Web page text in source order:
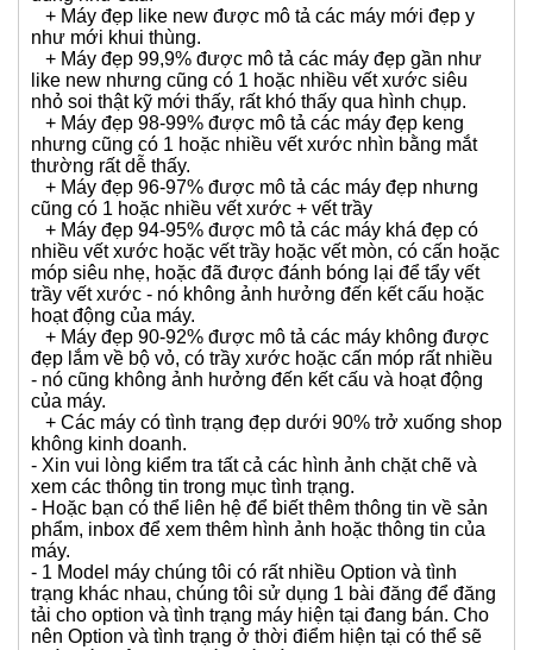
>>> Tuyên bố từ chối trách nhiệm
Hãy hiểu rằng bạn đang mua một món đồ đã qua sử
dụng. Các mặt hàng có thể bị xước, trầy, mòn, ố, rách
hoặc các khuyết điểm khác. Chúng tôi luôn cố gắng bao
quát tất cả các góc độ của bất kỳ mặt hàng nào để mô tả
chính xác tình trạng trong hình ảnh và trong mục tình
trạng máy.
- Hãy hiểu thêm rằng máy tính đã qua sử dụng, dù trải
qua thời gian bao lâu đều có những hao mòn nhất định:
Vết xước, vết mòn, vết trầy,....với kích thước to hoặc
nhỏ. Các ngôn từ mô tả tình trạng trên web được shop
dùng như sau:
+ Máy đẹp like new được mô tả các máy mới đẹp y
như mới khui thùng.
+ Máy đẹp 99,9% được mô tả các máy đẹp gần như
like new nhưng cũng có 1 hoặc nhiều vết xước siêu
nhỏ soi thật kỹ mới thấy, rất khó thấy qua hình chụp.
+ Máy đẹp 98-99% được mô tả các máy đẹp keng
nhưng cũng có 1 hoặc nhiều vết xước nhìn bằng mắt
thường rất dễ thấy.
+ Máy đẹp 96-97% được mô tả các máy đẹp nhưng
cũng có 1 hoặc nhiều vết xước + vết trầy
+ Máy đẹp 94-95% được mô tả các máy khá đẹp có
nhiều vết xước hoặc vết trầy hoặc vết mòn, có cấn hoặc
móp siêu nhẹ, hoặc đã được đánh bóng lại để tẩy vết
trầy vết xước - nó không ảnh hưởng đến kết cấu hoặc
hoạt động của máy.
+ Máy đẹp 90-92% được mô tả các máy không được
đẹp lắm về bộ vỏ, có trầy xước hoặc cấn móp rất nhiều